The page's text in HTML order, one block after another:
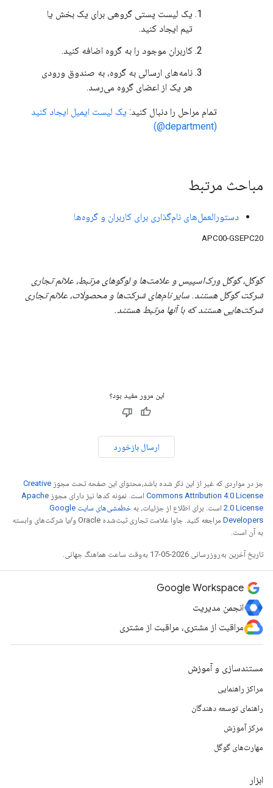
یک لیست پستی گروهی برای یک بخش یا
تیم ایجاد کنید.
کاربران موجود را به گروه اضافه کنید.
نامه‌های ارسالی به گروه، به صندوق ورودی
هر یک از اعضای گروه می‌رسد.
تمام مراحل را دنبال کنید: یک لیست ایمیل ایجاد کنید
(department@)
مباحث مرتبط
دستورالعمل‌های نام‌گذاری برای کاربران و گروه‌ها
APC00-GSEPC20
گوگل، گوگل ورک‌اسپیس و علامت‌ها و لوگوهای مرتبط، علائم تجاری
شرکت گوگل هستند. سایر نام‌های شرکت‌ها و محصولات، علائم تجاری
شرکت‌هایی هستند که با آنها مرتبط هستند.
این مرور مفید بود؟
ارسال بازخورد
جز در مواردی که غیر از این ذکر شده باشد،‌محتوای این صفحه تحت مجوز Creative
Commons Attribution 4.0 License است. نمونه کدها نیز دارای مجوز Apache
2.0 License است. برای اطلاع از جزئیات، به
خطمشی‌های سایت Google
Developers‏
مراجعه کنید. جاوا علامت تجاری ثبت‌شده Oracle و/یا شرکت‌های وابسته
به آن است.
تاریخ آخرین به‌روزرسانی 2026-05-17 به‌وقت ساعت هماهنگ جهانی.
Google Workspace
انجمن مدیریت
مراقبت از مشتری، مراقبت از مشتری
مستندسازی و آموزش
مراکز راهنمایی
راهنمای توسعه دهندگان
مرکز آموزش
مهارت‌های گوگل
ابزار